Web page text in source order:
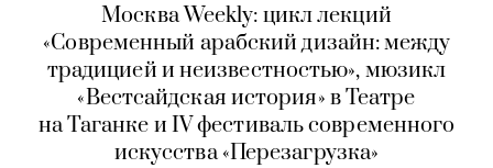
Москва Weekly: цикл лекций
«Современный арабский дизайн: между
традицией и неизвестностью», мюзикл
«Вестсайдская история» в Театре
на Таганке и IV фестиваль современного
искусства «Перезагрузка»